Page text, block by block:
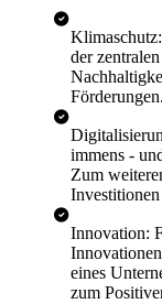
der
Förderungen.
immens -
Zum
Innovation:
eines
zum